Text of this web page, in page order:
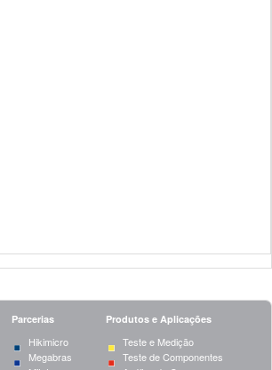
Parcerias Produtos e Aplicações
Hikimicro
Megabras
Teste e Medição
Teste de Componentes